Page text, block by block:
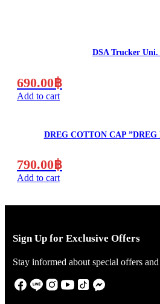
DSA Trucker
690.00฿
Add to cart
DREG COTTON CAP
790.00฿
Add to cart
Sign Up for Exclusive Offers
Stay informed about special offers